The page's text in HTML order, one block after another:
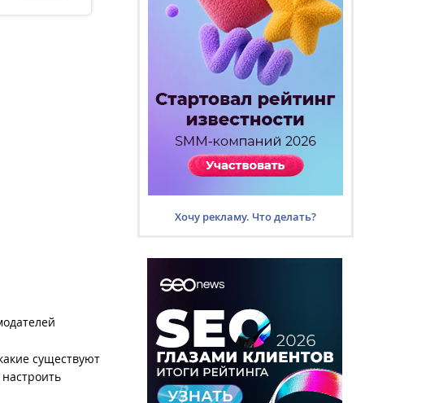
существуют
Хочу рекламу. Что делать?